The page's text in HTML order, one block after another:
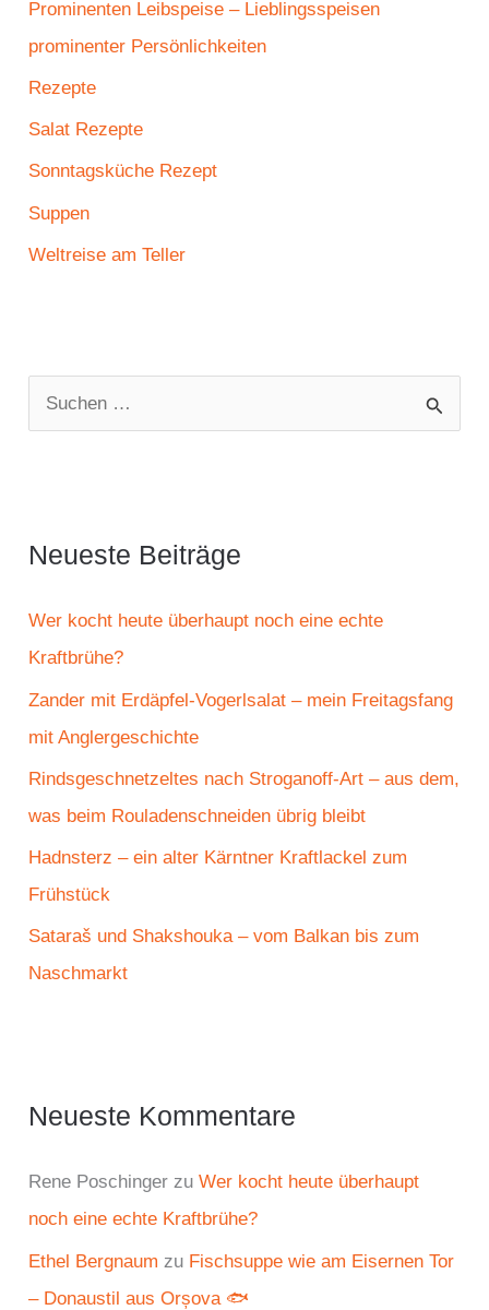
Prominenten Leibspeise – Lieblingsspeisen
prominenter Persönlichkeiten
Rezepte
Salat Rezepte
Sonntagsküche Rezept
Suppen
Weltreise am Teller
u
e
n
a
c
Neueste Beiträge
Wer kocht heute überhaupt noch eine echte
Kraftbrühe?
Zander mit Erdäpfel-Vogerlsalat – mein Freitagsfang
mit Anglergeschichte
Rindsgeschnetzeltes nach Stroganoff-Art – aus dem,
was beim Rouladenschneiden übrig bleibt
Hadnsterz – ein alter Kärntner Kraftlackel zum
Frühstück
Sataraš und Shakshouka – vom Balkan bis zum
Naschmarkt
Neueste Kommentare
Rene Poschinger zuWer kocht heute überhaupt
noch eine echte Kraftbrühe?
Ethel Bergnaum zu Fischsuppe wie am Eisernen Tor
– Donaustil aus Orșova 🐟